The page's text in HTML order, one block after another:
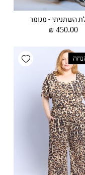
השתניתי - מנומר
מחיר
450.00 ₪
wishlist